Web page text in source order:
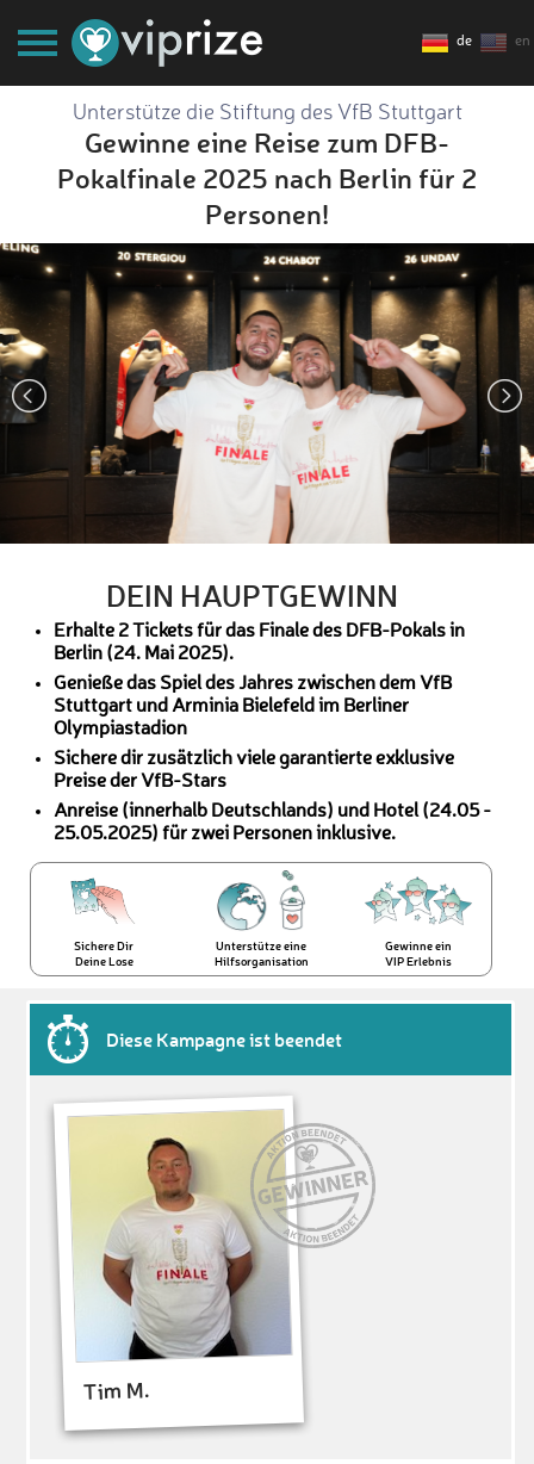
de en
Unterstütze die Stiftung des VfB Stuttgart
Gewinne eine Reise zum DFB-
Pokalfinale 2025 nach Berlin für 2
Personen!
DEIN HAUPTGEWINN
Erhalte 2 Tickets für das Finale des DFB-Pokals in
Berlin (24. Mai 2025).
Genieße das Spiel des Jahres zwischen dem VfB
Stuttgart und Arminia Bielefeld im Berliner
Olympiastadion
Sichere dir zusätzlich viele garantierte exklusive
Preise der VfB-Stars
Anreise (innerhalb Deutschlands) und Hotel (24.05 -
25.05.2025) für zwei Personen inklusive.
Sichere Dir
Deine Lose
Unterstütze eine
Hilfsorganisation
Gewinne ein
VIP Erlebnis
Diese Kampagne ist beendet
Tim M.